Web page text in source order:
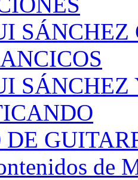
DE
de